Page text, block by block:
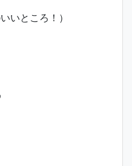
いところ！）